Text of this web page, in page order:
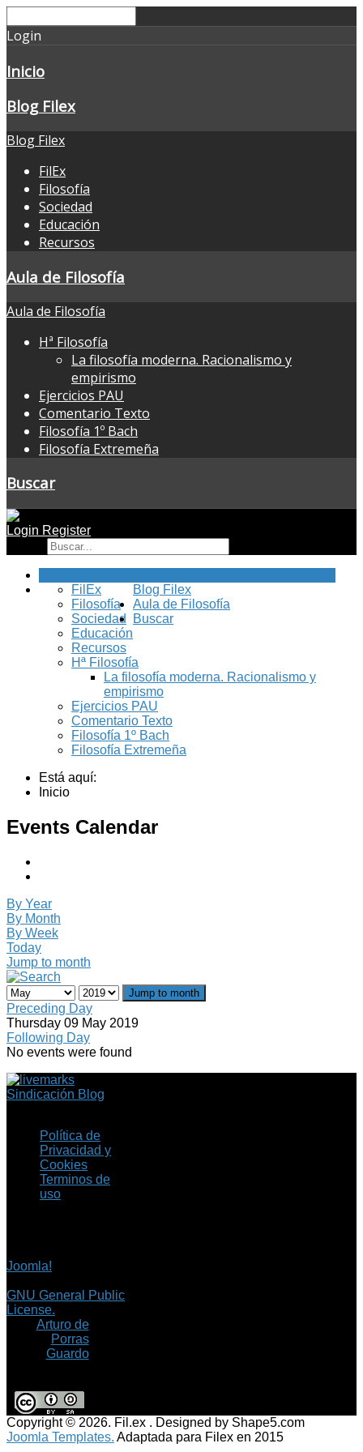
Login
Inicio
Blog Filex
Blog Filex
FilEx
Filosofía
Sociedad
Educación
Recursos
Aula de Filosofía
Aula de Filosofía
Hª Filosofía
La filosofía moderna. Racionalismo y
empirismo
Ejercicios PAU
Comentario Texto
Filosofía 1º Bach
Filosofía Extremeña
Buscar
Login Register
Blog Filex
FilEx
Filosofía
Sociedad
Educación
Recursos
Aula de Filosofía
Hª Filosofía
La filosofía moderna. Racionalismo y
empirismo
Ejercicios PAU
Comentario Texto
Filosofía 1º Bach
Filosofía Extremeña
Buscar
Está aquí:
Inicio
Events Calendar
By Year
By Month
By Week
Today
Jump to month
Jump to month
Preceding Day
Thursday 09 May 2019
Following Day
No events were found
Sindicación Blog
Política de
Privacidad y
Cookies
Terminos de
uso
Joomla!
GNU General Public
License.
Arturo de
Porras
Guardo
Copyright © 2026. Fil.ex . Designed by Shape5.com
Joomla Templates. Adaptada para Filex en 2015